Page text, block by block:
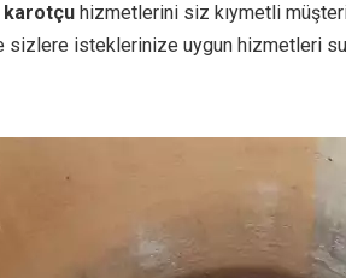
karotçu hizmetlerini siz kıymetli
sizlere isteklerinize uygun hizmetleri